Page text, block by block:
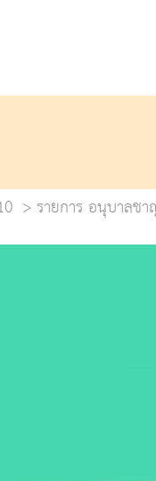
รายการ อนุบาลช